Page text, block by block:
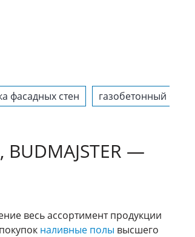
фасадных стен газобетонный блок
—
весь ассортимент продукции
наливные полы высшего